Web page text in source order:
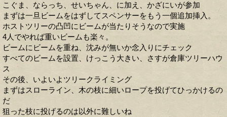
こぐま、ならっち、せいちゃん、に加え、かざにいが参加
まずは一旦ビームをはずしてスペンサーをもう一個追加挿入。
ホストツリーの凸凹にビームが当たりそうなので実施
4人でやれば重いビームも楽々。
ビームにビームを重ね、沈みが無いか念入りにチェック
すべてのビームを設置、けっこう大きい、さすが倉庫ツリーハウ
ス
その後、いよいよツリークライミング
まずはスローライン、木の枝に細いロープを投げてひっかけるの
だ
狙った枝に投げるのは以外に難しいね